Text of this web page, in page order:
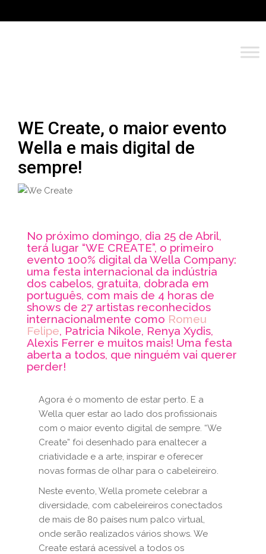
WE Create, o maior evento
Wella e mais digital de
sempre!
No próximo domingo, dia 25 de Abril,
terá lugar “WE CREATE”, o primeiro
evento 100% digital da Wella Company:
uma festa internacional da indústria
dos cabelos, gratuita, dobrada em
português, com mais de 4 horas de
shows de 27 artistas reconhecidos
internacionalmente como Romeu
Felipe, Patricia Nikole, Renya Xydis,
Alexis Ferrer e muitos mais! Uma festa
aberta a todos, que ninguém vai querer
perder!
Agora é o momento de estar perto. E a
Wella quer estar ao lado dos profissionais
com o maior evento digital de sempre. “We
Create” foi desenhado para enaltecer a
criatividade e a arte, inspirar e oferecer
novas formas de olhar para o cabeleireiro.
Neste evento, Wella promete celebrar a
diversidade, com cabeleireiros conectados
de mais de 80 países num palco virtual,
onde serão realizados vários shows. We
Create estará acessível a todos os